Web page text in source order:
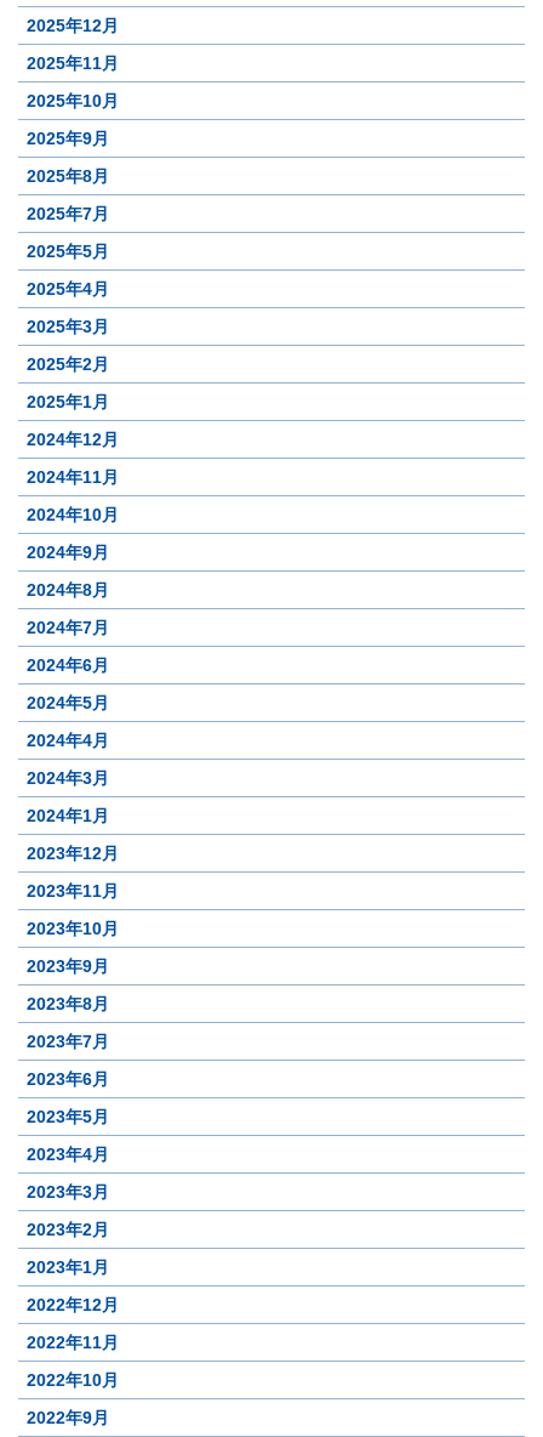
2025年12月
2025年11月
2025年10月
2025年9月
2025年8月
2025年7月
2025年5月
2025年4月
2025年3月
2025年2月
2025年1月
2024年12月
2024年11月
2024年10月
2024年9月
2024年8月
2024年7月
2024年6月
2024年5月
2024年4月
2024年3月
2024年1月
2023年12月
2023年11月
2023年10月
2023年9月
2023年8月
2023年7月
2023年6月
2023年5月
2023年4月
2023年3月
2023年2月
2023年1月
2022年12月
2022年11月
2022年10月
2022年9月